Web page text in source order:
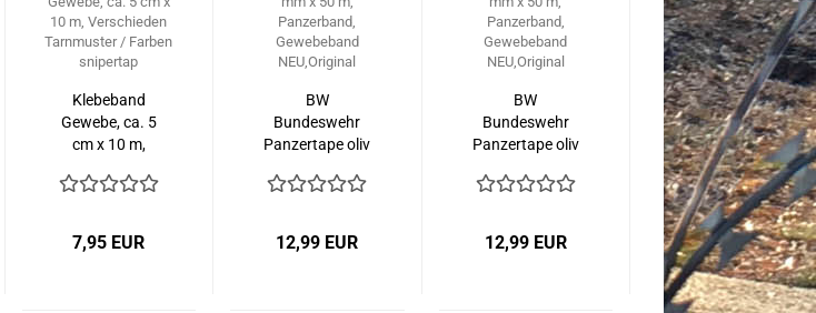
Klebeband
Gewebe, ca. 5
cm x 10 m,
Tarnmuster /
snipertap
7,95 EUR
BW
Bundeswehr
Panzertape oliv
Panzerband,
NEU,Original
12,99 EUR
BW
Bundeswehr
Panzertape oliv
Panzerband,
NEU,Original
12,99 EUR